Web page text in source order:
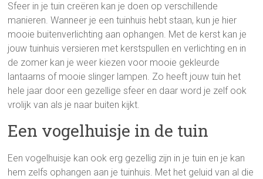
Sfeer in je tuin creëren kan je doen op verschillende
manieren. Wanneer je een tuinhuis hebt staan, kun je hier
mooie buitenverlichting aan ophangen. Met de kerst kan je
jouw tuinhuis versieren met kerstspullen en verlichting en in
de zomer kan je weer kiezen voor mooie gekleurde
lantaarns of mooie slinger lampen. Zo heeft jouw tuin het
hele jaar door een gezellige sfeer en daar word je zelf ook
vrolijk van als je naar buiten kijkt.
Een vogelhuisje in de tuin
Een vogelhuisje kan ook erg gezellig zijn in je tuin en je kan
hem zelfs ophangen aan je tuinhuis. Met het geluid van al die